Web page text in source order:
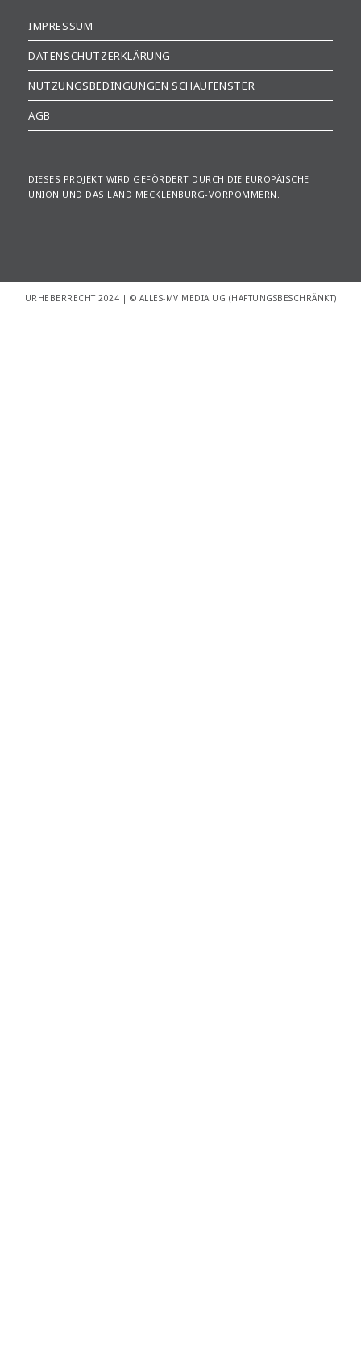
IMPRESSUM
DATENSCHUTZERKLÄRUNG
NUTZUNGSBEDINGUNGEN SCHAUFENSTER
AGB
DIESES PROJEKT WIRD GEFÖRDERT DURCH DIE EUROPÄISCHE
UNION UND DAS LAND MECKLENBURG-VORPOMMERN.
URHEBERRECHT 2024 | © ALLES-MV MEDIA UG (HAFTUNGSBESCHRÄNKT)